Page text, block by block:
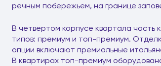
речным побережьем, на границе
В четвертом корпусе квартала часть
типов: премиум и топ-премиум.
опции включают премиальные
В квартирах топ-премиум